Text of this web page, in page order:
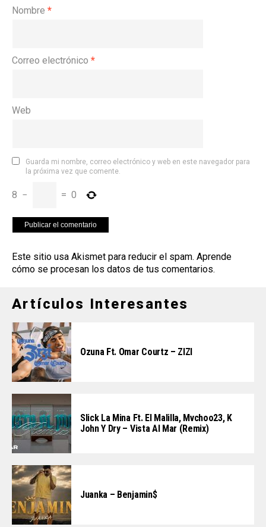
Nombre *
Correo electrónico *
Web
Guarda mi nombre, correo electrónico y web en este navegador para
la próxima vez que comente.
8 − = 0
Este sitio usa Akismet para reducir el spam. Aprende
cómo se procesan los datos de tus comentarios.
Artículos Interesantes
Ozuna Ft. Omar Courtz – ZIZI
Slick La Mina Ft. El Malilla, Mvchoo23, K
John Y Dry – Vista Al Mar (Remix)
Juanka – Benjamin$